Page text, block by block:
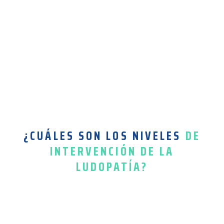
¿CUÁLES SON LOS NIVELES DE
INTERVENCIÓN DE LA
LUDOPATÍA?